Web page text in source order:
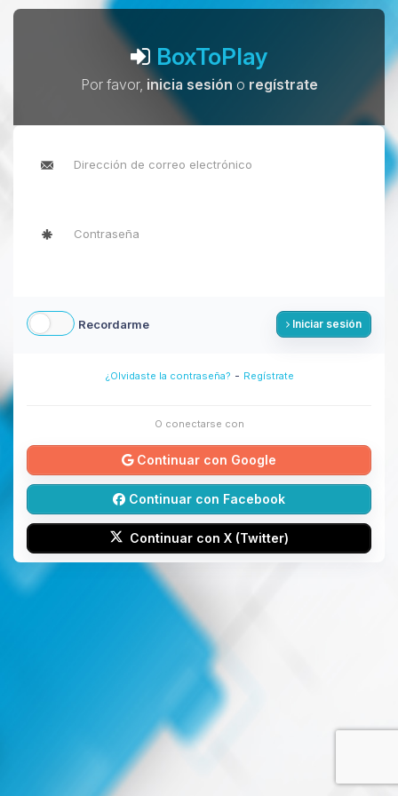
BoxToPlay
Por favor, inicia sesión o regístrate
Recordarme Iniciar sesión
¿Olvidaste la contraseña? - Regístrate
O conectarse con
Continuar con Google
Continuar con Facebook
Continuar con X (Twitter)